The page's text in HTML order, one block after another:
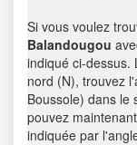
Si vous voulez
Balandougou
indiqué ci-dessus.
nord (N), trouvez
Boussole) dans le
pouvez
indiquée par